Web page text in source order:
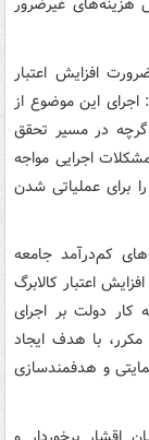
افزایش اعتبار
اجرای این موضوع از
در مسیر تحقق
اجرایی مواجه
برای عملیاتی شدن
کم‌درآمد جامعه
اعتبار کالابرگ
کار دولت بر اجرای
کامل ظرفیت‌های پیش‌بینی‌شده در ماده قانونی ۱۶۹ مکرر، با هدف ایجاد
و هدفمندسازی